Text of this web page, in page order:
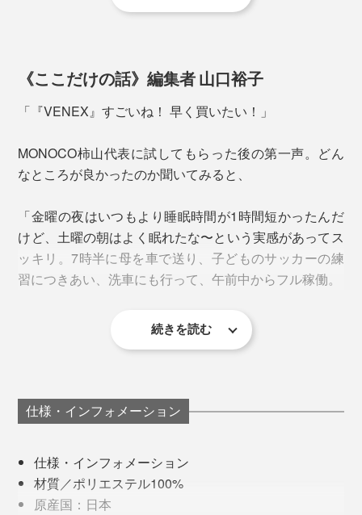
写真左／総合格闘家の所英男（ところひでお）さん 右／ライフセーバーの堀部
結里花（ほりべゆりか）さん ※VENEXカタログ掲載のイメージ画像
ど、頭や体を働かせたい時。特に、車の運転では眠気を
感じる場合がありますので、ご注意ください。
『VENEX』シリーズ一覧はこちら＞
《ここだけの話》編集者 山口裕子
「『VENEX』すごいね！ 早く買いたい！」
MONOCO柿山代表に試してもらった後の第一声。どん
なところが良かったのか聞いてみると、
「金曜の夜はいつもより睡眠時間が1時間短かったんだ
けど、土曜の朝はよく眠れたな〜という実感があってス
ッキリ。7時半に母を車で送り、子どものサッカーの練
習につきあい、洗車にも行って、午前中からフル稼働。
いつも週末の朝はボ〜ッとしてなかなか動き出せないん
スクもするっとこなせたし。 寝る時に着るモノって大
切なんだなぁ」
続きを読む
仕様・インフォメーション
仕様・インフォメーション
材質／ポリエステル100%
原産国：日本